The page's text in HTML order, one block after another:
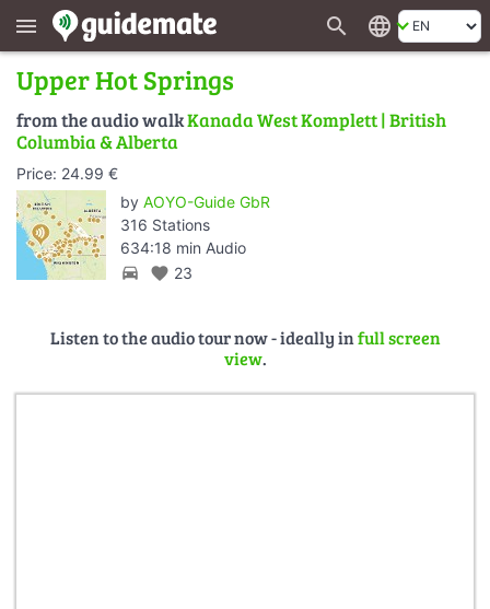
menu search language
Upper Hot Springs
from the audio walkKanada West Komplett | British
Columbia & Alberta
Price: 24.99 €
by AOYO-Guide GbR
316 Stations
634:18 min Audio
directions_car favorite 23
Listen to the audio tour now - ideally infull screen
view.